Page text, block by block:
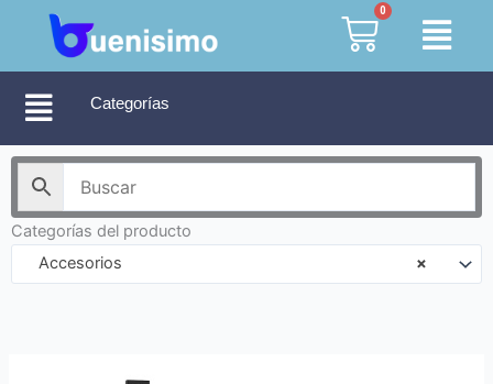
contenido
0
Cart
Categorías
Categorías del producto
×
Accesorios